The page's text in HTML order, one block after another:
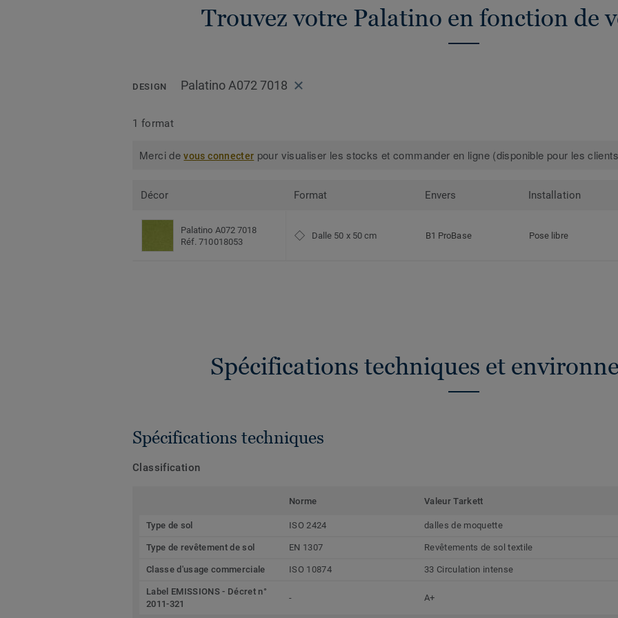
Trouvez votre Palatino en fonction de
DESIGN Palatino A072 7018
1 format
Merci devous connecter pour visualiser les stocks et commander en ligne (disponible pour les
Décor Format Envers Installation
Palatino A072 7018
Réf. 710018053
Dalle 50 x 50 cm B1 ProBase Pose libre
Spécifications techniques et
Spécifications techniques
Classification
Norme Valeur Tarkett
Type de sol ISO 2424 dalles de moquette
Type de revêtement de sol EN 1307 Revêtements de sol textile
Classe d'usage commerciale ISO 10874 33 Circulation intense
Label EMISSIONS - Décret n°
2011-321
- A+